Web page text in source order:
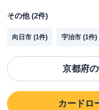
その他(2件)
向日市 (1件) 宇治市 (1件)
京都府
カードロ